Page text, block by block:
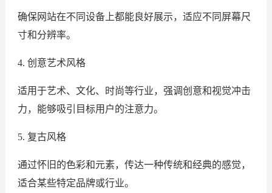
确保网站在不同设备上都能良好展示，适应不同屏幕尺
寸和分辨率。
4. 创意艺术风格
适用于艺术、文化、时尚等行业，强调创意和视觉冲击
力，能够吸引目标用户的注意力。
5. 复古风格
通过怀旧的色彩和元素，传达一种传统和经典的感觉，
适合某些特定品牌或行业。